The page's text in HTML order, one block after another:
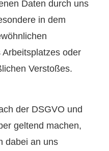
Daten durch uns
in dem
oder
Verstoßes.
der DSGVO und
geltend machen,
dabei an uns